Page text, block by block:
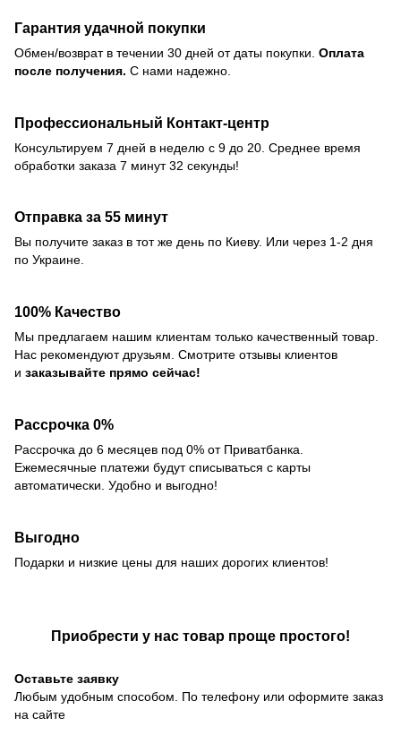
Гарантия удачной покупки
Обмен/возврат в течении 30 дней от даты покупки. Оплата
после получения. С нами надежно.
Профессиональный Контакт-центр
Консультируем 7 дней в неделю с 9 до 20. Среднее время
обработки заказа 7 минут 32 секунды!
Отправка за 55 минут
Вы получите заказ в тот же день по Киеву. Или через 1-2 дня
по Украине.
100% Качество
Мы предлагаем нашим клиентам только качественный товар.
Нас рекомендуют друзьям. Смотрите отзывы клиентов
и заказывайте прямо сейчас!
Рассрочка 0%
Рассрочка до 6 месяцев под 0% от Приватбанка.
Ежемесячные платежи будут списываться с карты
автоматически. Удобно и выгодно!
Выгодно
Подарки и низкие цены для наших дорогих клиентов!
Приобрести у нас товар проще простого!
Оставьте заявку
Любым удобным способом. По телефону или оформите заказ
на сайте